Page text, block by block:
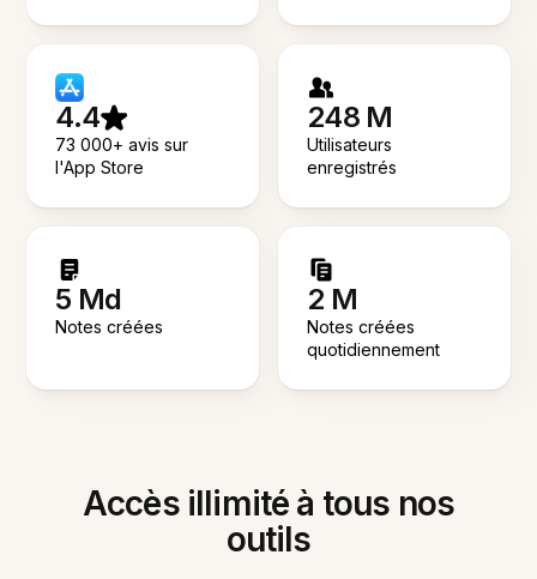
4.4
73 000+ avis sur
l'App Store
248 M
Utilisateurs
enregistrés
5 Md
Notes créées
2 M
Notes créées
quotidiennement
Accès illimité à tous nos
outils